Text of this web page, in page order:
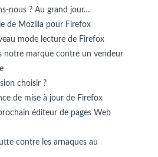
nous ? Au grand jour…
de Mozilla pour Firefox
mode lecture de Firefox
notre marque contre un vendeur
choisir ?
de mise à jour de Firefox
éditeur de pages Web
contre les arnaques au